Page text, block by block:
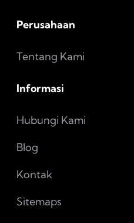
Perusahaan
Tentang Kami
Informasi
Hubungi Kami
Blog
Kontak
Sitemaps